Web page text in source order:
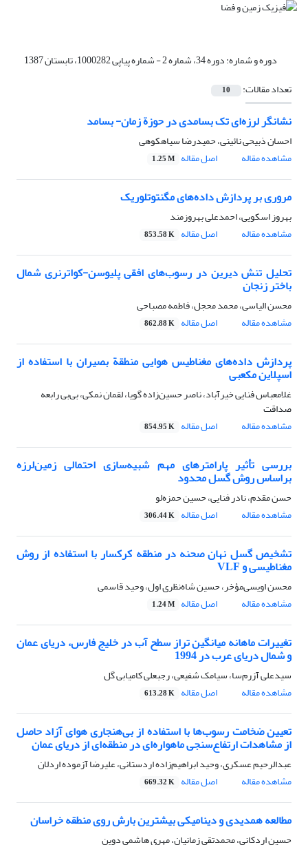
دوره و شماره:دوره 34، شماره 2 - شماره پیاپی 1000282، تابستان 1387
تعداد مقالات:
10
نشانگر لرزه‌ای تک بسامدی در حوزة زمان- بسامد
احسان ذبیحی نائینی، حمیدرضا سیاهکوهی
مشاهده مقاله
اصل مقاله 1.25 M
مروری بر پردازش داده‌های مگنتوتلوریک
بهروز اسکویی، احمدعلی بهروزمند
مشاهده مقاله
اصل مقاله 853.58 K
تحلیل تنش دیرین در رسوب‌های افقی پلیوسن-کواترنری شمال
باختر زنجان
محسن الیاسی، محمد محجل، فاطمه مصباحی
مشاهده مقاله
اصل مقاله 862.88 K
پردازش داده‌های مغناطیس هوایی منطقة بصیران با استفاده از
اسپلاین مکعبی
غلامعباس فنایی خیرآباد، ناصر حسین‌زاده گویا، لقمان نمکی، بی‌بی رابعه
صداقت
مشاهده مقاله
اصل مقاله 854.95 K
بررسی تأثیر پارامترهای مهم شبیه‌سازی احتمالی زمین‌لرزه
براساس روش گسل محدود
حسن مقدم، نادر فنایی، حسین حمزه‌لو
مشاهده مقاله
اصل مقاله 306.44 K
تشخیص گسل نهان صحنه در منطقه کرکسار با استفاده از روش
مغناطیسی و VLF
محسن اویسی‌مؤخر، حسین شاه‌نظری اول، وحید قاسمی
مشاهده مقاله
اصل مقاله 1.24 M
تغییرات ماهانه میانگین تراز سطح آب در خلیج فارس، دریای عمان
و شمال دریای عرب در 1994
سیدعلی آزرم‌سا، سیامک شفیعی، رجبعلی کامیابی گل
مشاهده مقاله
اصل مقاله 613.28 K
تعیین ضخامت رسوب‌ها با استفاده از بی‌هنجاری هوای آزاد حاصل
از مشاهدات ارتفاع‌سنجی ماهواره‌ای در منطقه‌ای از دریای عمان
عبدالرحیم عسکری، وحید ابراهیم‌زاده اردستانی، علیرضا آزموده اردلان
مشاهده مقاله
اصل مقاله 669.32 K
مطالعه همدیدی و دینامیکی بیشترین بارش روی منطقه خراسان
حسین اردکانی، محمدتقی زمانیان، مهری هاشمی دوین